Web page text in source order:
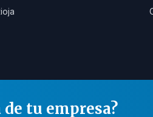
tu empresa?